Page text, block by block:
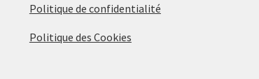
Politique de confidentialité
Politique des Cookies